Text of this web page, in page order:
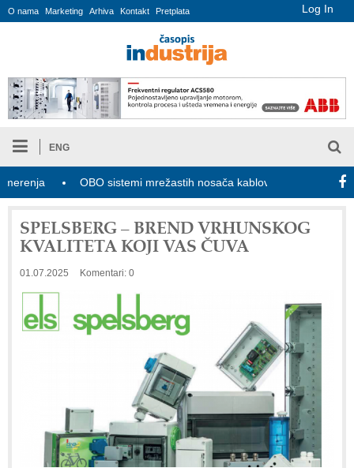
Log In
O nama Marketing Arhiva Kontakt Pretplata
ENG
OBO sistemi mrežastih nosača kablova Novi zakon o
SPELSBERG – BREND VRHUNSKOG
KVALITETA KOJI VAS ČUVA
01.07.2025 Komentari: 0